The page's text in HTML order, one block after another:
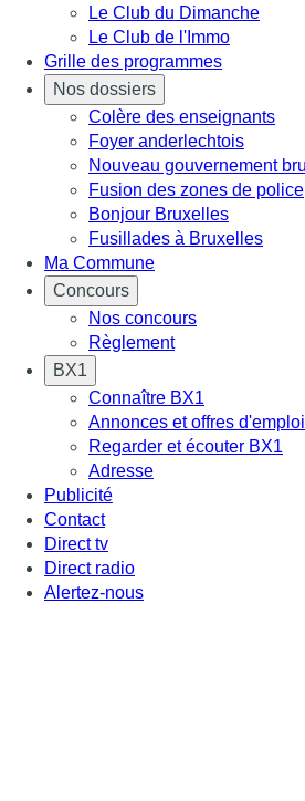
Le Club du Dimanche
Le Club de l'Immo
Grille des programmes
Nos dossiers
Colère des enseignants
Foyer anderlechtois
Nouveau gouvernement
Fusion des zones de police
Bonjour Bruxelles
Fusillades à Bruxelles
Ma Commune
Concours
Nos concours
Règlement
BX1
Connaître BX1
Annonces et offres d'emploi
Regarder et écouter BX1
Adresse
Publicité
Contact
Direct tv
Direct radio
Alertez-nous